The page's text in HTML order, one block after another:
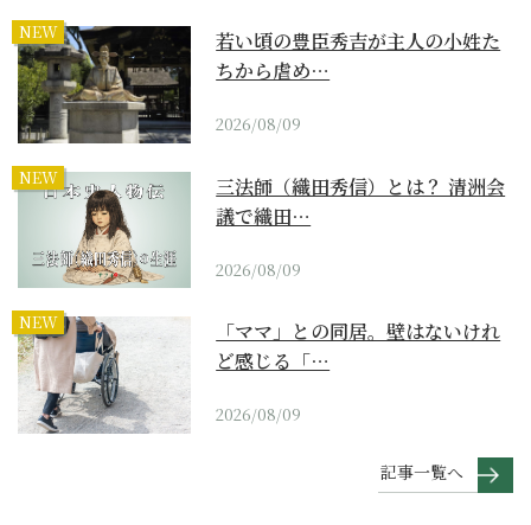
NEW
若い頃の豊臣秀吉が主人の小姓た
ちから虐め…
2026/08/09
NEW
三法師（織田秀信）とは？ 清洲会
議で織田…
2026/08/09
NEW
「ママ」との同居。壁はないけれ
ど感じる「…
2026/08/09
記事一覧へ